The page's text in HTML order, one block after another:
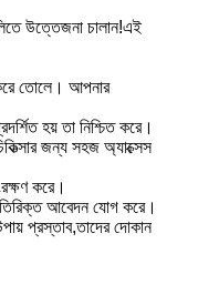
উত্তেজনা চালান!এই
করে তোলে। আপনার
হয় তা নিশ্চিত করে।
জন্য সহজ অ্যাক্সেস
করে।
আবেদন যোগ করে।
প্রস্তাব,তাদের দোকান